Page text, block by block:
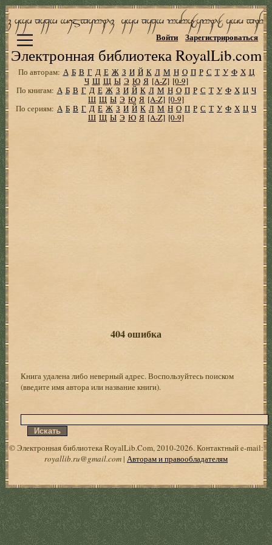
Электронная библиотека RoyalLib.com
Войти Зарегистрироваться
По авторам: А Б В Г Д Е Ж З И Й К Л М Н О П Р С Т У Ф Х Ц
Ч Ш Щ Ы Э Ю Я [A-Z] [0-9]
По книгам: А Б В Г Д Е Ж З И Й К Л М Н О П Р С Т У Ф Х Ц Ч
Ш Щ Ы Э Ю Я [A-Z] [0-9]
По сериям: А Б В Г Д Е Ж З И Й К Л М Н О П Р С Т У Ф Х Ц Ч
Ш Щ Ы Э Ю Я [A-Z] [0-9]
404 ошибка
Книга удалена либо неверный адрес. Воспользуйтесь поиском
(введите имя автора или название книги).
© Электронная библиотека RoyalLib.Com, 2010-2026. Контактный e-mail:
royallib.ru@gmail.com| Авторам и правообладателям